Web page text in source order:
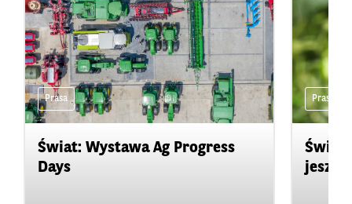
Prasa
Świat: Wystawa Ag Progress
Days
Prasa
Świat: